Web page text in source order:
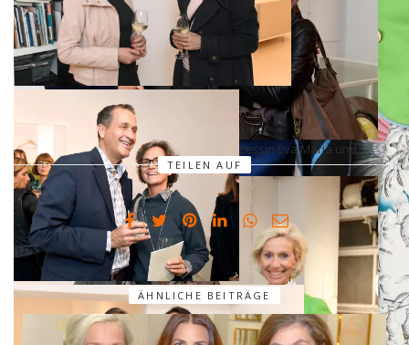
Prinz Adalbert von Preußen mit Frau Prinzessin Eva Maria und
Betina von dem Knesebeck (li)
Silke Scheele, Andrea Brodtmann
Stefan und Bettina Primbs
TEILEN AUF
ÄHNLICHE BEITRÄGE